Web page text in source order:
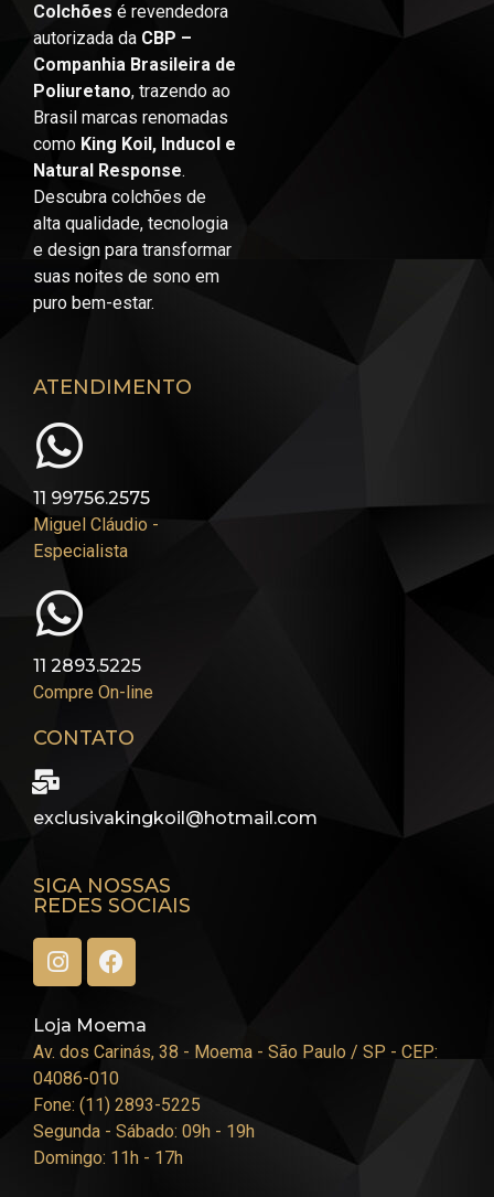
Colchões é revendedora
autorizada da CBP –
Companhia Brasileira de
Poliuretano, trazendo ao
Brasil marcas renomadas
como King Koil, Inducol e
Natural Response.
Descubra colchões de
alta qualidade, tecnologia
e design para transformar
suas noites de sono em
puro bem-estar.
ATENDIMENTO
11 99756.2575
Miguel Cláudio -
Especialista
11 2893.5225
Compre On-line
CONTATO
exclusivakingkoil@hotmail.com
SIGA NOSSAS
REDES SOCIAIS
Loja Moema
Av. dos Carinás, 38 - Moema - São Paulo / SP - CEP:
04086-010
Fone: (11) 2893-5225
Segunda - Sábado: 09h - 19h
Domingo: 11h - 17h